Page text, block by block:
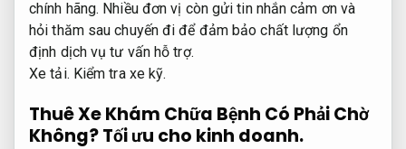
chính hãng. Nhiều đơn vị còn gửi tin nhắn cảm ơn và
hỏi thăm sau chuyến đi để đảm bảo chất lượng ổn
định dịch vụ tư vấn hỗ trợ.
Xe tải. Kiểm tra xe kỹ.
Thuê Xe Khám Chữa Bệnh Có Phải Chờ
Không?Tối ưu cho kinh doanh.